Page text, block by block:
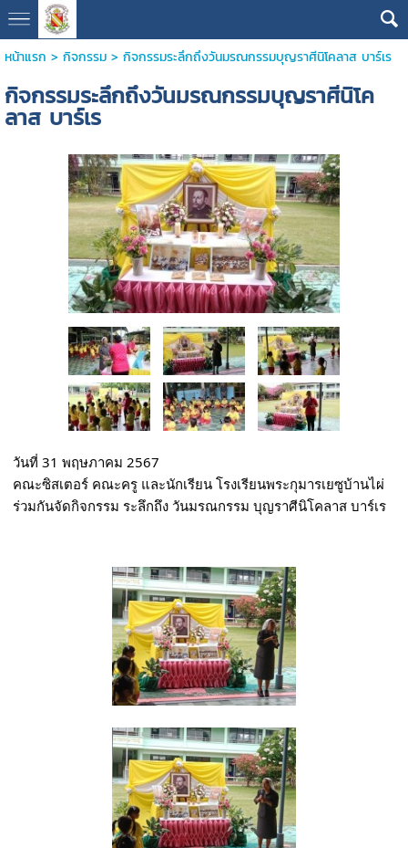
หน้าแรก > กิจกรรม> กิจกรรมระลึกถึงวันมรณกรรมบุญราศีนิโคลาส บาร์เร
กิจกรรมระลึกถึงวันมรณกรรมบุญราศีนิโค
ลาส บาร์เร
วันที่ 31 พฤษภาคม 2567
คณะซิสเตอร์ คณะครู และนักเรียน โรงเรียนพระกุมารเยซูบ้านไผ่
ร่วมกันจัดกิจกรรม ระลึกถึง วันมรณกรรม บุญราศีนิโคลาส บาร์เร